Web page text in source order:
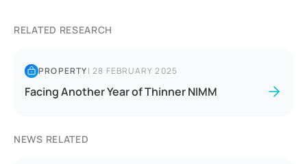
RELATED RESEARCH
PROPERTY|28 FEBRUARY 2025
Facing Another Year of Thinner NIMM
NEWS RELATED